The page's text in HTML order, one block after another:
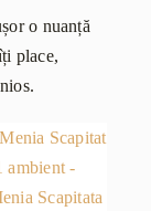
o nuanță
place,